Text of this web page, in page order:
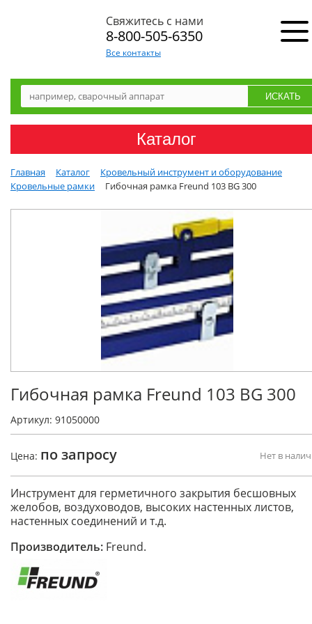
Свяжитесь с нами
8-800-505-6350
Все контакты
Каталог
Главная Каталог
Кровельный инструмент и оборудование
Кровельные рамки
Гибочная рамка Freund 103 BG 300
Гибочная рамка Freund 103 BG 300
Артикул: 91050000
Цена: по запросу Нет в
Инструмент для герметичного закрытия бесшовных
желобов, воздуховодов, высоких настенных листов,
настенных соединений и т.д.
Производитель: Freund.